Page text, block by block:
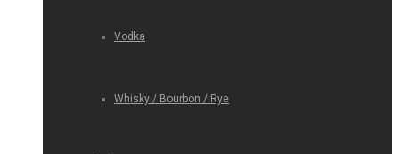
Vodka
Whisky / Bourbon / Rye